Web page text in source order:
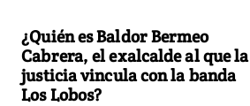
¿Quién es Baldor Bermeo
Cabrera, el exalcalde al que la
justicia vincula con la banda
Los Lobos?